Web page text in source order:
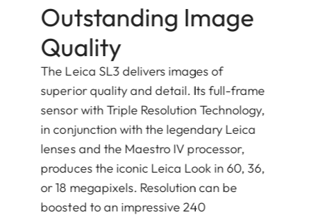
Outstanding Image
Quality
The Leica SL3 delivers images of
superior quality and detail. Its full-frame
sensor with Triple Resolution Technology,
in conjunction with the legendary Leica
lenses and the Maestro IV processor,
produces the iconic Leica Look in 60, 36,
or 18 megapixels. Resolution can be
boosted to an impressive 240